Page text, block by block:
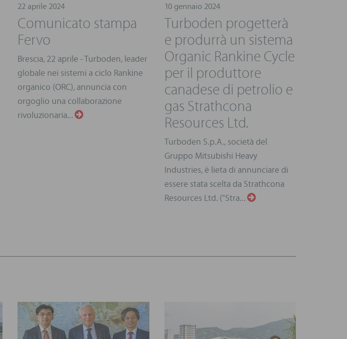
22 aprile 2024
Comunicato stampa
Fervo
Brescia, 22 aprile - Turboden, leader
globale nei sistemi a ciclo Rankine
organico (ORC), annuncia con
orgoglio una collaborazione
rivoluzionaria...
10 gennaio 2024
Turboden progetterà
e produrrà un sistema
Organic Rankine Cycle
per il produttore
canadese di petrolio e
gas Strathcona
Resources Ltd.
Turboden S.p.A., società del
Gruppo Mitsubishi Heavy
Industries, è lieta di annunciare di
essere stata scelta da Strathcona
Resources Ltd. ("Stra...